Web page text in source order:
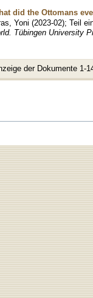
did the Ottomans
Yoni (2023-02); Teil
Tübingen University
der Dokumente 1-